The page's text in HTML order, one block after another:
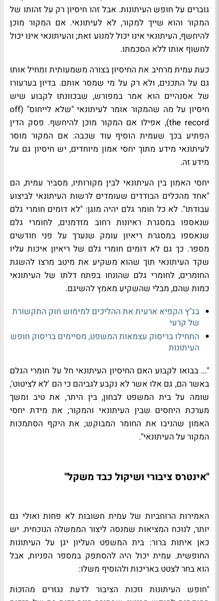
גוברים על חופש העיתונות. אבל זהו חיסיון רק על זהותו של
המקור והוא שייך למקור, לא לעיתונאי. אם המקור מוכן
להיחשף, העיתונאי אינו יכול למנוע זאת; והעיתונאי אינו יכול
לחשוף אותו ללא הסכמתו.
כעת עמית מרחיב את החיסיון בצורה משמעותית ומחיל אותו
גם על התכנים, ולא רק על מי שמסר אותם. בדיון בערעורו
של אסנהיים הוא אמר במפורש, שבכוונתו לקבוע שיש
חיסיון על מה שהמקור אומר לעיתונאי "שלא לייחוס" (off
the record), אפילו אם המקור מוכן להיחשף. פסק הדין
הפתיע בכך שעמית הוסיף עוד שכבה: אם המקור מוסר
לעיתונאי מידע מתוך יחסי אמון מיוחדים, יש חיסיון גם על
מידע זה.
יחסי האמון בין העיתונאי לבין מקורותיו, מסביר עמית, הם
"אחד מהכלים הבודדים שעומדים לרשות העיתונאי לביצוע
עבודתו". לא כל חומר גלם יהיה מוגן: "לא דומים חומרי גלם
שנאספו במסגרת ראיונות רחוב מזדמנים, לחומרי גלם
שנאספו במסגרת ריאיון עומק שנערך על פני חודשים
מספר. כך גם לא דומים חומרי גלם של ריאיון איכות עליו
שקד העיתונאי תוך שהוא משקיע את מיטב מרצו להשגת
החומרים, לחומרי גלם שהונחו בפתח דלתו של העיתונאי
כמות שהם, מבלי שהשקיע מאמץ להשיגם.
בג"ץ הקפיא ארעית את ההליכים למימוש חוק התקשורת
של קרעי
התחילו בריסוק עצמאות המשפט, מסיימים בריסוק חופש
העיתונות
"... בבואו לקבוע האם החיסיון העיתונאי חל על חומרי הגלם
באשר הם, גם אלו אשר לא נקבע לגביהם כי הם 'לא לציטוט',
שומה על בית המשפט לבחון, בין היתר, את טיב ומשך
מערכת היחסים שבין העיתונאי והמקור; את מידת יחסי
האמון שהניבו את החומר המבוקש; את היקף הסתמכות
המקור על העיתונאי".
"אינטרס ציבורי ושיקול כבד משקל"
האמירות הרוחביות של עמית חשובות לא פחות ואולי גם
יותר, לנוכח המציאות שמנסה ליצור הממשלה הנוכחית. יש
כאן איתות ברור: בית המשפט העליון יגן על העיתונות
החופשית. עמית יכול היה להסתפק במספר הפניות, אבל
הוא בחר לצטט באריכות ולהוסיף משלו:
"חופש העיתונות וזכות הציבור לדעת נגזרים מהזכות